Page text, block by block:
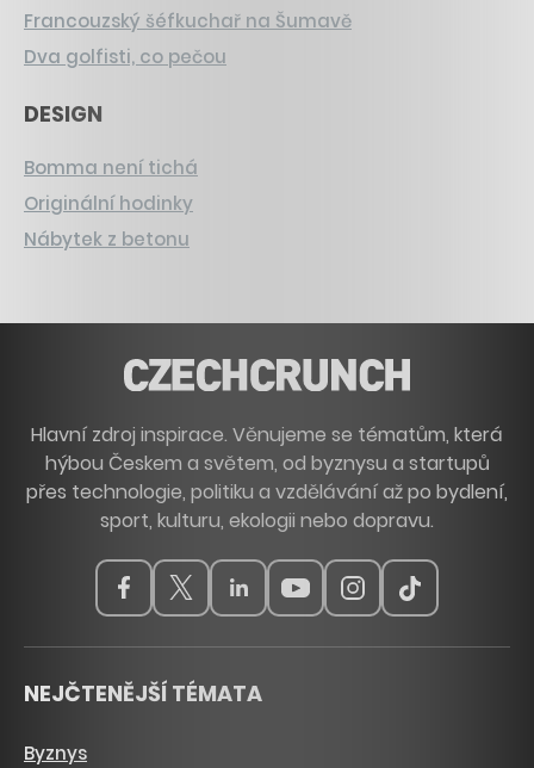
Francouzský šéfkuchař na Šumavě
Dva golfisti, co pečou
DESIGN
Bomma není tichá
Originální hodinky
Nábytek z betonu
Hlavní zdroj inspirace. Věnujeme se tématům, která
hýbou Českem a světem, od byznysu a startupů
přes technologie, politiku a vzdělávání až po bydlení,
sport, kulturu, ekologii nebo dopravu.
NEJČTENĚJŠÍ TÉMATA
Byznys